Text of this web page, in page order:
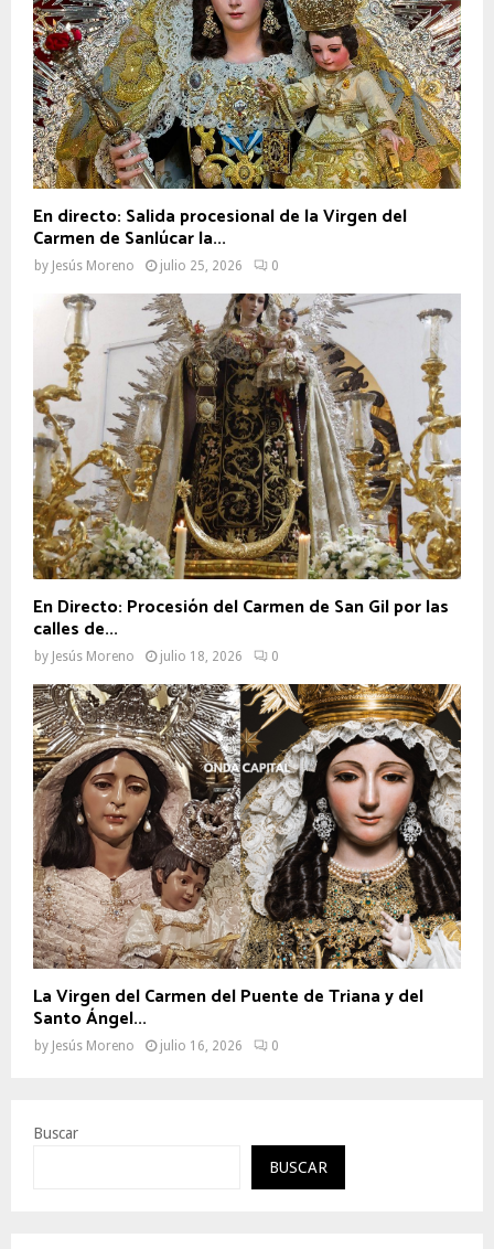
En directo: Salida procesional de la Virgen del
Carmen de Sanlúcar la...
by Jesús Moreno julio 25, 2026 0
En Directo: Procesión del Carmen de San Gil por las
calles de...
by Jesús Moreno julio 18, 2026 0
La Virgen del Carmen del Puente de Triana y del
Santo Ángel...
by Jesús Moreno julio 16, 2026 0
Buscar
BUSCAR